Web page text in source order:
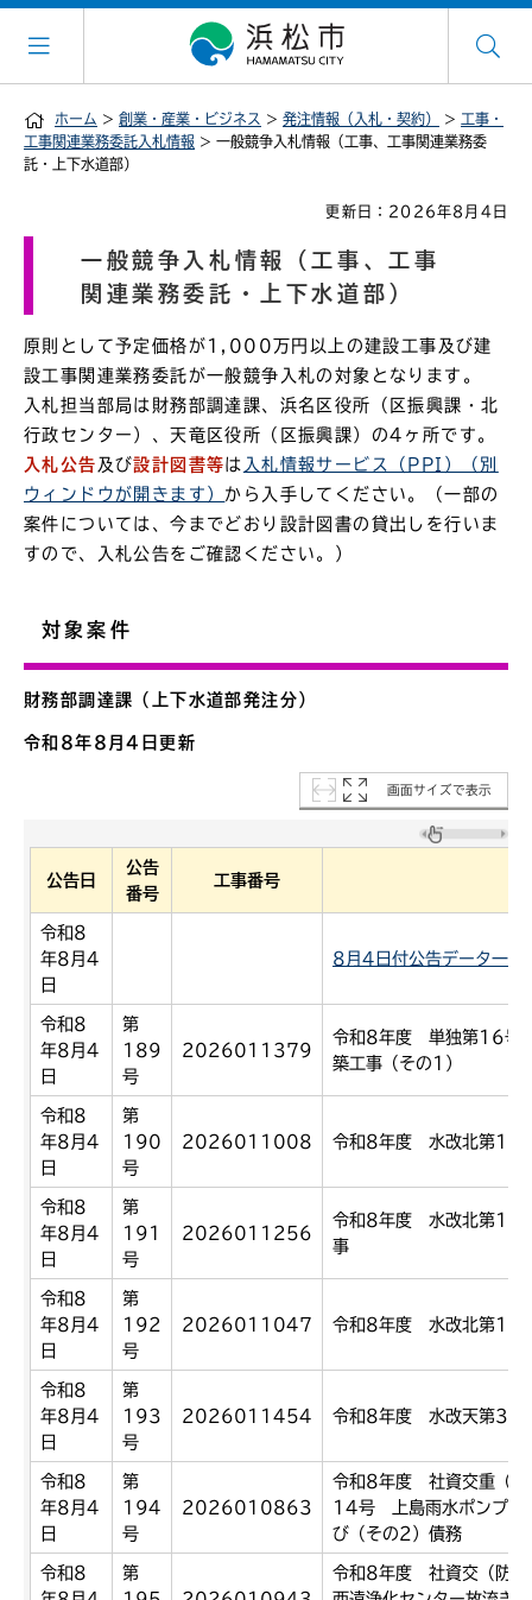
ホーム > 創業・産業・ビジネス > 発注情報（入札・契約） > 工事・
工事関連業務委託入札情報 > 一般競争入札情報（工事、工事関連業務委
託・上下水道部）
更新日：2026年8月4日
一般競争入札情報（工事、工事
関連業務委託・上下水道部）
原則として予定価格が1,000万円以上の建設工事及び建
設工事関連業務委託が一般競争入札の対象となります。
入札担当部局は財務部調達課、浜名区役所（区振興課・北
行政センター）、天竜区役所（区振興課）の4ヶ所です。
入札公告 及び設計図書等は 入札情報サービス（PPI）（別
ウィンドウが開きます） から入手してください。（一部の
案件については、今までどおり設計図書の貸出しを行いま
すので、入札公告をご確認ください。）
対象案件
財務部調達課（上下水道部発注分）
令和8年8月4日更新
画面サイズで表示
公告日
公告
番号
工事番号
令和8
年8月4
日
8月4日付公告データ一
令和8
年8月4
日
第
189
号
2026011379
令和8年度 単独第16号
築工事（その1）
令和8
年8月4
日
第
190
号
2026011008 令和8年度 水改北第11
令和8
年8月4
日
第
191
号
2026011256
令和8年度 水改北第16
事
令和8
年8月4
日
第
192
号
2026011047 令和8年度 水改北第17
令和8
年8月4
日
第
193
号
2026011454 令和8年度 水改天第3号
令和8
年8月4
日
第
194
号
2026010863
令和8年度 社資交重（
14号 上島雨水ポンプ場
び（その2）債務
令和8
第
令和8年度 社資交（防